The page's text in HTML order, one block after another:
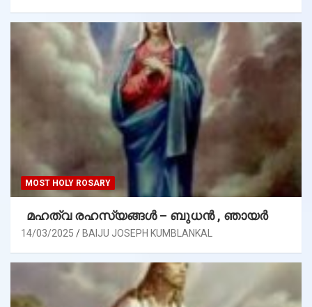
MOST HOLY ROSARY
മഹത്വ രഹസ്യങ്ങള്‍ – ബുധൻ , ഞായർ
14/03/2025 BAIJU JOSEPH KUMBLANKAL